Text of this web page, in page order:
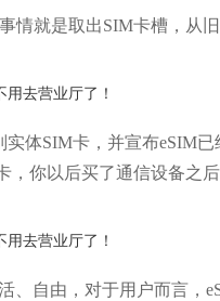
情就是取出SIM卡槽，从
体SIM卡，并宣布eSIM
，你以后买了通信设备之
、自由，对于用户而言